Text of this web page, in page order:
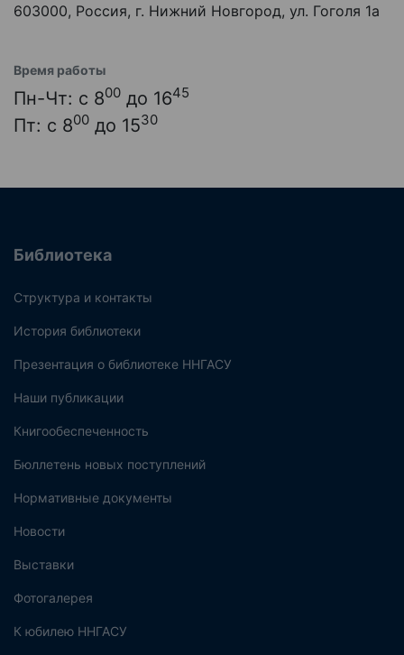
603000, Россия, г. Нижний Новгород, ул. Гоголя 1а
Время работы
Пн-Чт: с 800 до 1645
Пт: с 800 до 1530
Библиотека
Структура и контакты
История библиотеки
Презентация о библиотеке ННГАСУ
Наши публикации
Книгообеспеченность
Бюллетень новых поступлений
Нормативные документы
Новости
Выставки
Фотогалерея
К юбилею ННГАСУ